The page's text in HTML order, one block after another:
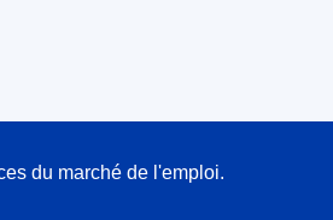
du marché de l'emploi.